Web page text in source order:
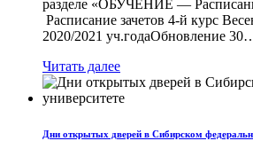
разделе «ОБУЧЕНИЕ —
Расписание зачетов 4-й курс
2020/2021 уч.годаОбновление
Читать далее
Дни открытых дверей в Сибирском